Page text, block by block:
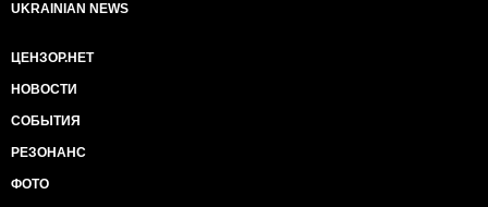
UKRAINIAN NEWS
ЦЕНЗОР.НЕТ
НОВОСТИ
СОБЫТИЯ
РЕЗОНАНС
ФОТО